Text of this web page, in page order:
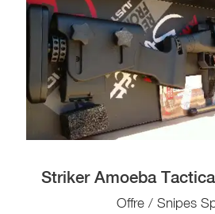
Striker Amoeba
Offre / Snipes